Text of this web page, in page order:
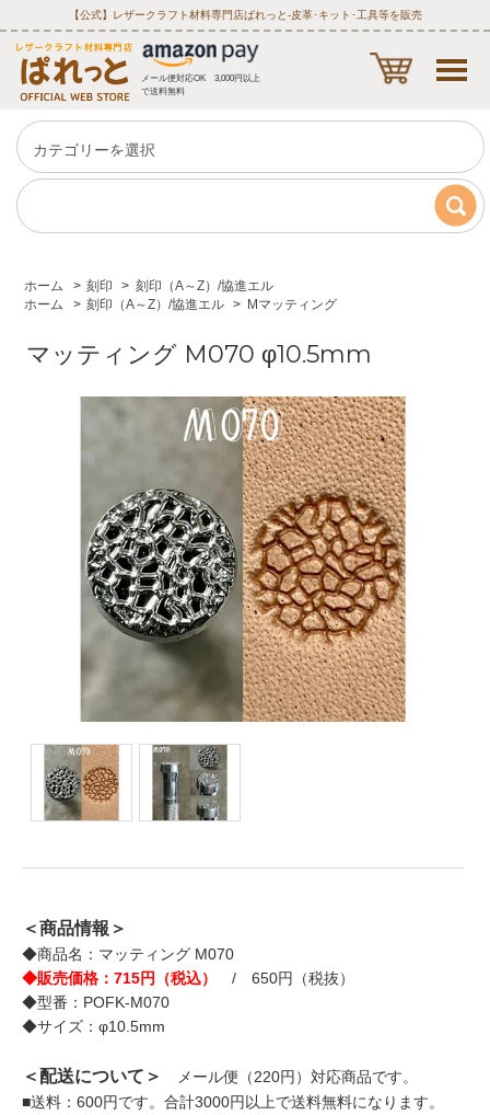
【公式】レザークラフト材料専門店ぱれっと‐皮革･キット･工具等を販売
メール便対応OK 3,000円以上
で送料無料
ホーム > 刻印 > 刻印（A～Z）/協進エル
ホーム
> 刻印（A～Z）/協進エル > Mマッティング
マッティング M070 φ10.5mm
＜商品情報＞
◆商品名：マッティング M070
◆販売価格：715円（税込）
/ 650円（税抜）
◆型番：POFK-M070
◆サイズ：φ10.5mm
＜配送について＞
メール便（220円）対応商品です。
■送料：600円です。合計3000円以上で送料無料になります。